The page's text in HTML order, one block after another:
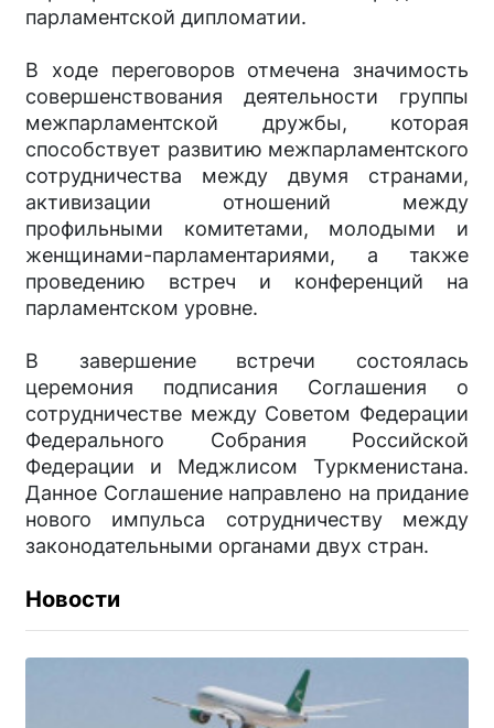
парламентской дипломатии.
В ходе переговоров отмечена значимость
совершенствования деятельности группы
межпарламентской дружбы, которая
способствует развитию межпарламентского
сотрудничества между двумя странами,
активизации отношений между
профильными комитетами, молодыми и
женщинами-парламентариями, а также
проведению встреч и конференций на
парламентском уровне.
В завершение встречи состоялась
церемония подписания Соглашения о
сотрудничестве между Советом Федерации
Федерального Собрания Российской
Федерации и Меджлисом Туркменистана.
Данное Соглашение направлено на придание
нового импульса сотрудничеству между
законодательными органами двух стран.
Новости